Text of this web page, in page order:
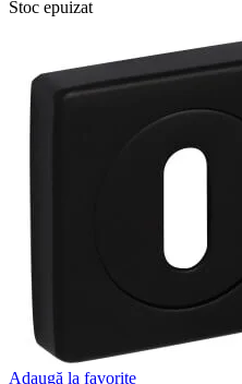
Stoc epuizat
Adaugă la favorite